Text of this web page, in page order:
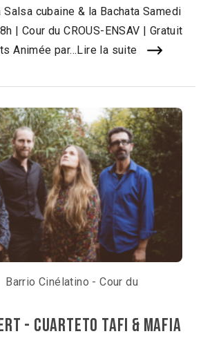
cubaine & la Bachata Samedi
| Cour du CROUS-ENSAV | Gratuit
Animée par... Lire la suite
Barrio Cinélatino - Cour du
- Cuarteto Tafi & Mafia